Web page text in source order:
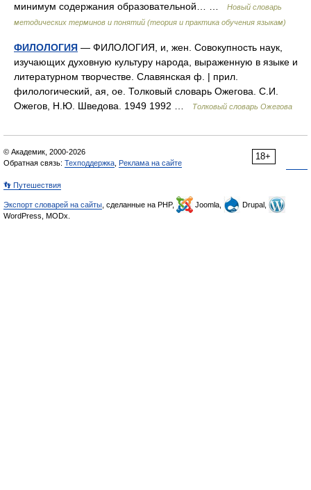
минимум содержания образовательной… …
Новый словарь
методических терминов и понятий (теория и практика обучения языкам)
ФИЛОЛОГИЯ — ФИЛОЛОГИЯ, и, жен. Совокупность наук,
изучающих духовную культуру народа, выраженную в языке и
литературном творчестве. Славянская ф. | прил.
филологический, ая, ое. Толковый словарь Ожегова. С.И.
Ожегов, Н.Ю. Шведова. 1949 1992 …
Толковый словарь Ожегова
18+
© Академик, 2000-2026
Обратная связь: Техподдержка Реклама на сайте
👣 Путешествия
Экспорт словарей на сайты , сделанные на PHP, Joomla,
Drupal,
WordPress, MODx.